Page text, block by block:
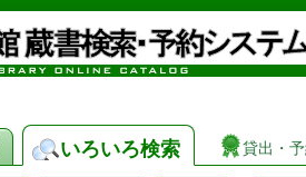
いろいろ検索 貸出・